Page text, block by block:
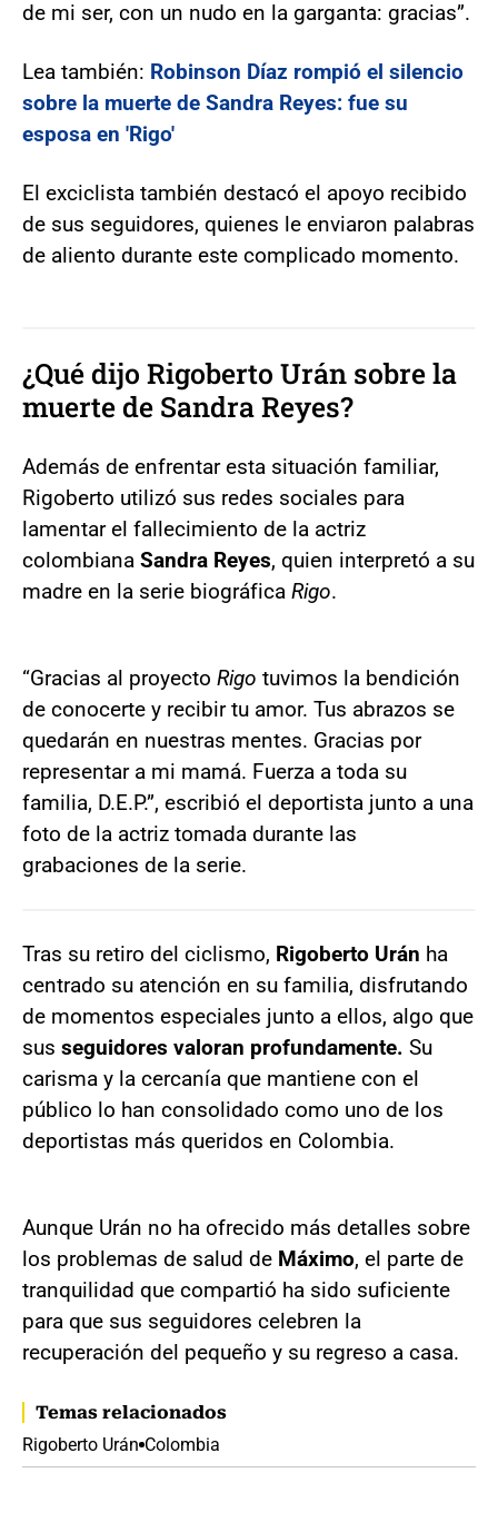
de mi ser, con un nudo en la garganta: gracias”.
Lea también: Robinson Díaz rompió el silencio
sobre la muerte de Sandra Reyes: fue su
esposa en 'Rigo'
El exciclista también destacó el apoyo recibido
de sus seguidores, quienes le enviaron palabras
de aliento durante este complicado momento.
¿Qué dijo Rigoberto Urán sobre la
muerte de Sandra Reyes?
Además de enfrentar esta situación familiar,
Rigoberto utilizó sus redes sociales para
lamentar el fallecimiento de la actriz
colombiana Sandra Reyes, quien interpretó a su
madre en la serie biográfica Rigo.
“Gracias al proyecto Rigo tuvimos la bendición
de conocerte y recibir tu amor. Tus abrazos se
quedarán en nuestras mentes. Gracias por
representar a mi mamá. Fuerza a toda su
familia, D.E.P.”, escribió el deportista junto a una
foto de la actriz tomada durante las
grabaciones de la serie.
Tras su retiro del ciclismo, Rigoberto Urán ha
centrado su atención en su familia, disfrutando
de momentos especiales junto a ellos, algo que
sus seguidores valoran profundamente. Su
carisma y la cercanía que mantiene con el
público lo han consolidado como uno de los
deportistas más queridos en Colombia.
Aunque Urán no ha ofrecido más detalles sobre
los problemas de salud de Máximo, el parte de
tranquilidad que compartió ha sido suficiente
para que sus seguidores celebren la
recuperación del pequeño y su regreso a casa.
Temas relacionados
Rigoberto Urán Colombia